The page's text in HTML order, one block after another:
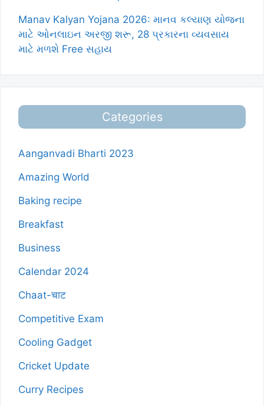
Manav Kalyan Yojana 2026: માનવ કલ્યાણ યોજના
માટે ઓનલાઇન અરજી શરૂ, 28 પ્રકારના વ્યવસાય
માટે મળશે Free સહાય
Categories
Aanganvadi Bharti 2023
Amazing World
Baking recipe
Breakfast
Business
Calendar 2024
Chaat-चाट
Competitive Exam
Cooling Gadget
Cricket Update
Curry Recipes